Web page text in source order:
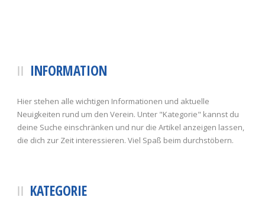
INFORMATION
Hier stehen alle wichtigen Informationen und aktuelle
Neuigkeiten rund um den Verein. Unter "Kategorie" kannst du
deine Suche einschränken und nur die Artikel anzeigen lassen,
die dich zur Zeit interessieren. Viel Spaß beim durchstöbern.
KATEGORIE